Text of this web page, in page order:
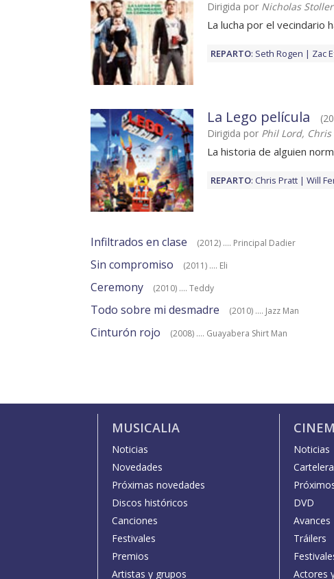
Dirigida por Nicholas Stoller
La lucha por el vecindario
REPARTO: Seth Rogen Zac
La Lego película
Dirigida por Phil Lord,
La historia de alguien
REPARTO: Chris Pratt Will
Infiltrados en clase (2012) .... Principal Dadier
Sin compromiso (2011) .... Eli
Ceremony (2010) .... Teddy
Todo sobre mi desmadre (2010) .... Jazz Man
Cinturón rojo (2008) .... Guayabera Shirt Man
MUSICALIA
Noticias
Novedades
Próximas novedades
Discos históricos
Canciones
Festivales
Premios
Artistas y grupos
Noticias
Cartelera
DVD
Avances
Tráilers
Actores